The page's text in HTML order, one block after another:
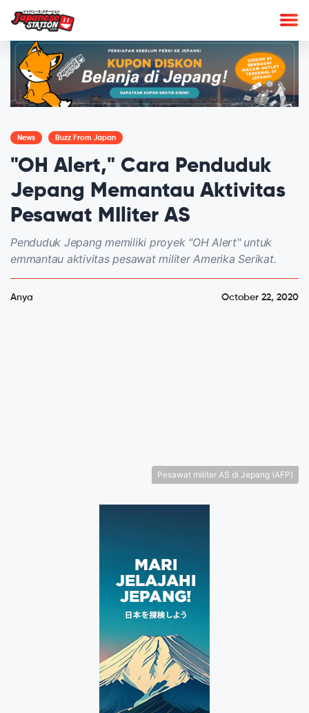
News Buzz From Japan
"OH Alert," Cara Penduduk
Jepang Memantau Aktivitas
Pesawat MIliter AS
Penduduk Jepang memiliki proyek "OH Alert" untuk
emmantau aktivitas pesawat militer Amerika Serikat.
Anya October 22, 2020
Pesawat militer AS di Jepang (AFP)